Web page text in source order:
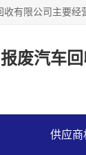
报废汽车
供应商